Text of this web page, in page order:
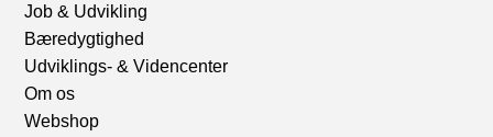
Job & Udvikling
Bæredygtighed
Udviklings- & Videncenter
Om os
Webshop